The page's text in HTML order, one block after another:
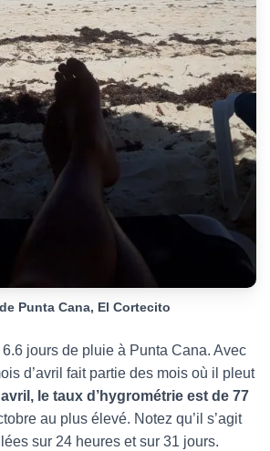
Punta Cana, El Cortecito
jours de pluie à Punta Cana. Avec
d’avril fait partie des mois où il pleut
le taux d’hygrométrie est de 77
au plus élevé. Notez qu’il s’agit
sur 24 heures et sur 31 jours.